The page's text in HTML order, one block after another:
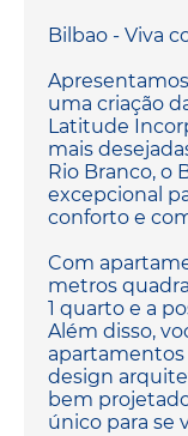
Bilbao - Viva
uma criação
Latitude
mais
Rio Branco, o
excepcional
conforto e
Com
metros
1 quarto e a
Além disso,
apartamentos
design
bem
único para se